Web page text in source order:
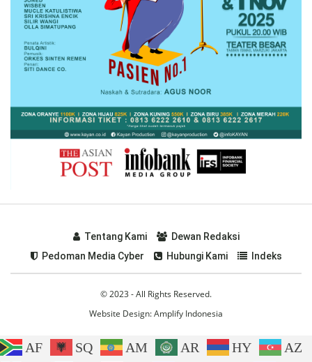
Tentang Kami
Dewan Redaksi
Pedoman Media Cyber
Hubungi Kami Indeks
© 2023 - All Rights Reserved.
Website Design:Amplify Indonesia
AF SQ AM AR HY
AZ